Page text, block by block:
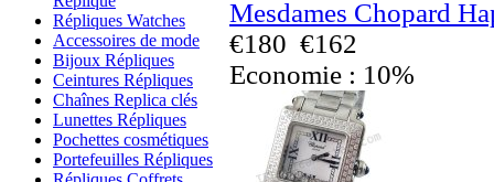
Répliques Watches
Accessoires de mode
Bijoux Répliques
Ceintures Répliques
Chaînes Replica clés
Lunettes Répliques
Pochettes cosmétiques
Portefeuilles Répliques
Mesdames Chopard
€180 €162
Economie : 10%